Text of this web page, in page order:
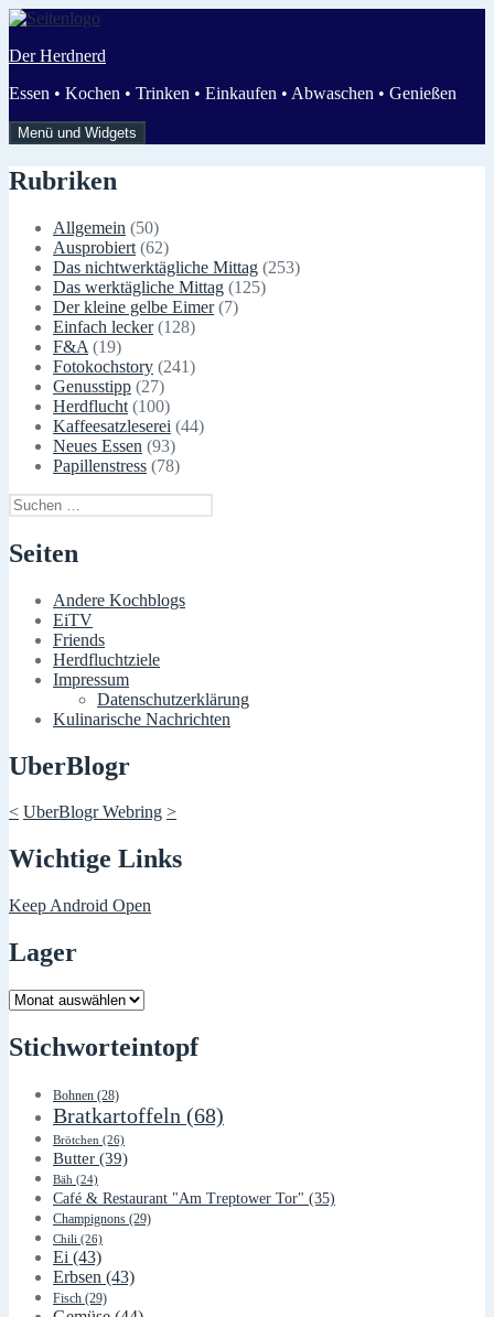
Zum
springen
Der Herdnerd
Essen • Kochen • Trinken • Einkaufen • Abwaschen • Genießen
Menü und Widgets
Rubriken
Allgemein (50)
Ausprobiert (62)
Das nichtwerktägliche Mittag (253)
Das werktägliche Mittag (125)
Der kleine gelbe Eimer(7)
Einfach lecker(128)
F&A (19)
Fotokochstory (241)
Genusstipp (27)
Herdflucht (100)
Kaffeesatzleserei (44)
Neues Essen (93)
Papillenstress (78)
Suchen
nach:
Seiten
Andere Kochblogs
EiTV
Friends
Herdfluchtziele
Impressum
Datenschutzerklärung
Kulinarische Nachrichten
UberBlogr
< UberBlogr Webring >
Wichtige Links
Keep Android Open
Lager
Lager
Stichworteintopf
Bohnen (28)
Bratkartoffeln (68)
Brötchen (26)
Butter (39)
Bäh (24)
Café & Restaurant "Am Treptower Tor" (35)
Champignons (29)
Chili (26)
Ei (43)
Erbsen (43)
Fisch (29)